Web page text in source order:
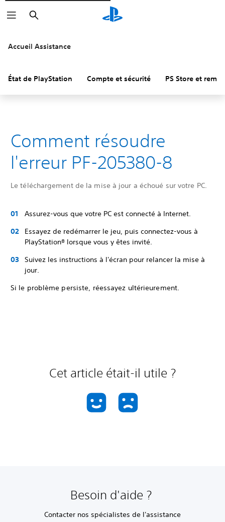
Rechercher
Accueil Assistance
État de PlayStation Compte et sécurité PS Store et
Comment résoudre
l'erreur PF-205380-8
Le téléchargement de la mise à jour a échoué sur votre PC.
Assurez-vous que votre PC est connecté à Internet.
Essayez de redémarrer le jeu, puis connectez-vous à
PlayStation® lorsque vous y êtes invité.
Suivez les instructions à l'écran pour relancer la mise à
jour.
Si le problème persiste, réessayez ultérieurement.
Cet article était-il utile ?
Besoin d'aide ?
Contacter nos spécialistes de l'assistance